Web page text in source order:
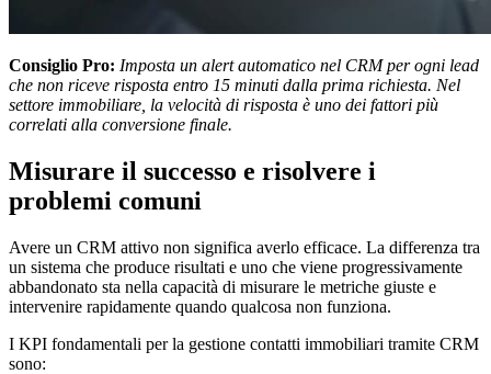
Consiglio Pro: Imposta un alert automatico nel CRM per ogni lead
che non riceve risposta entro 15 minuti dalla prima richiesta. Nel
settore immobiliare, la velocità di risposta è uno dei fattori più
correlati alla conversione finale.
Misurare il successo e risolvere i
problemi comuni
Avere un CRM attivo non significa averlo efficace. La differenza tra
un sistema che produce risultati e uno che viene progressivamente
abbandonato sta nella capacità di misurare le metriche giuste e
intervenire rapidamente quando qualcosa non funziona.
I KPI fondamentali per la gestione contatti immobiliari tramite CRM
sono: